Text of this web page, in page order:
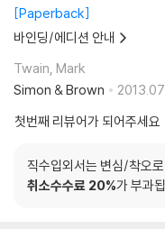
Paperback
바인딩/에디션 안내
Twain, Mark
Simon & Brown
첫번째 리뷰어가 되어주세요
직수입외서는 변심/착오
취소수수료 20%가 부과